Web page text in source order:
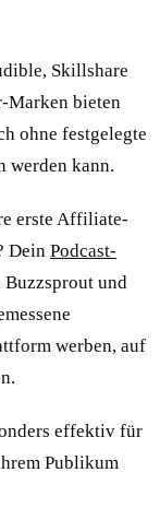
Skillshare
Marken bieten
ohne festgelegte
werden kann.
erste Affiliate-
Dein Podcast-
und
werben, auf
effektiv für
Publikum